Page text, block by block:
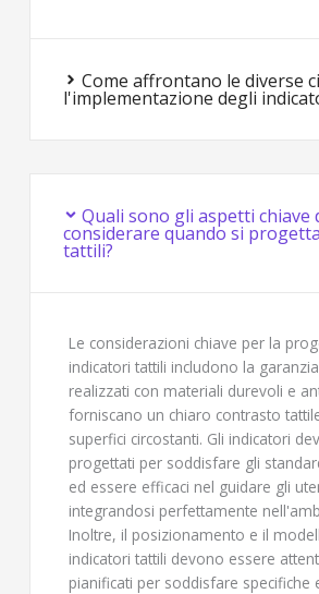
Come affrontano le diverse
l'implementazione degli
Quali sono gli aspetti chiave
considerare quando si
tattili?
Le considerazioni chiave per la
indicatori tattili includono la
realizzati con materiali durevoli e
forniscano un chiaro contrasto
superfici circostanti. Gli indicatori
progettati per soddisfare gli
ed essere efficaci nel guidare gli
integrandosi perfettamente
Inoltre, il posizionamento e il
indicatori tattili devono essere
pianificati per soddisfare specifiche